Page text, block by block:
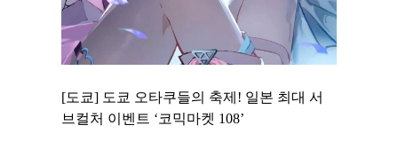
[도쿄] 도쿄 오타쿠들의 축제! 일본 최대 서
브컬처 이벤트 ‘코믹마켓 108’